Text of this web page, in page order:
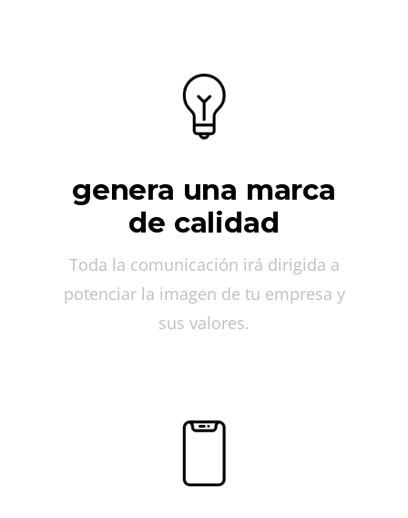
genera una marca
de calidad
Toda la comunicación irá dirigida a
potenciar la imagen de tu empresa y
sus valores.